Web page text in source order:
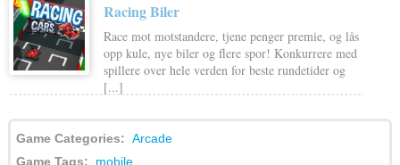
Racing Biler
Race mot motstandere, tjene penger premie, og lås
opp kule, nye biler og flere spor! Konkurrere med
spillere over hele verden for beste rundetider og
[...]
Game Categories: Arcade
Game Tags: mobile